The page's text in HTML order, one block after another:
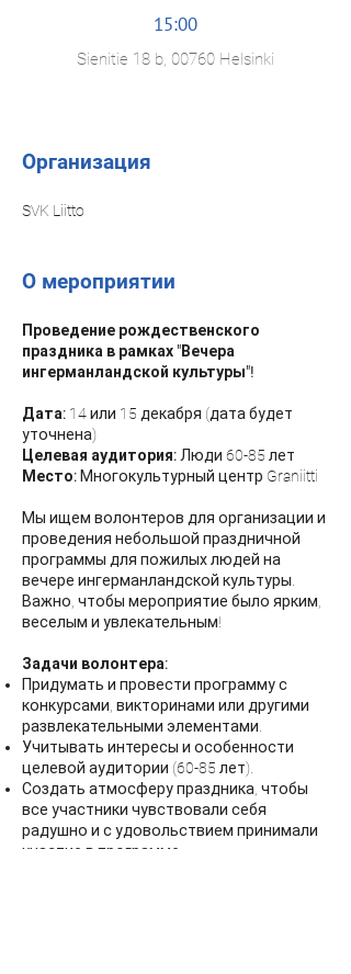
15:00
Sienitie 18 b, 00760 Helsinki
Организация
SVK Liitto
О мероприятии
Проведение рождественского
праздника в рамках "Вечера
ингерманландской культуры"!
Дата: 14 или 15 декабря (дата будет
уточнена)
Целевая аудитория: Люди 60-85 лет
Место: Многокультурный центр Graniitti
Мы ищем волонтеров для организации и
проведения небольшой праздничной
программы для пожилых людей на
вечере ингерманландской культуры.
Важно, чтобы мероприятие было ярким,
веселым и увлекательным!
Задачи волонтера:
Придумать и провести программу с
конкурсами, викторинами или другими
развлекательными элементами.
Учитывать интересы и особенности
целевой аудитории (60-85 лет).
Создать атмосферу праздника, чтобы
все участники чувствовали себя
радушно и с удовольствием принимали
участие в программе.